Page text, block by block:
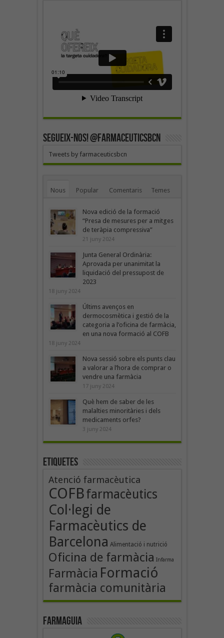
SEGUEIX-NOS! @farmaceuticsbcn
Tweets by farmaceuticsbcn
Nous Popular Comentaris Temes
Nova edició de la formació
“Presa de mesures per a mitges
de teràpia compressiva”
21 juny 2024
Junta General Ordinària:
Aprovada per unanimitat la
liquidació del pressupost de
2023
18 juny 2024
Últims avenços en
dermocosmètica i gestió de la
categoria a l’oficina de farmàcia,
en una nova formació al COFB
18 juny 2024
Nova sessió sobre els punts clau
a valorar a l’hora de comprar o
vendre una farmàcia
17 juny 2024
Què hem de saber de les
malalties minoritàries i dels
medicaments orfes?
3 juny 2024
Etiquetes
Atenció farmacèutica
COFBfarmacèutics
Col·legi de
Farmacèutics de
Barcelona Alimentació i nutrició
Oficina de farmàcia Infarma
Farmàcia Formació
farmàcia comunitària
Farmaguia